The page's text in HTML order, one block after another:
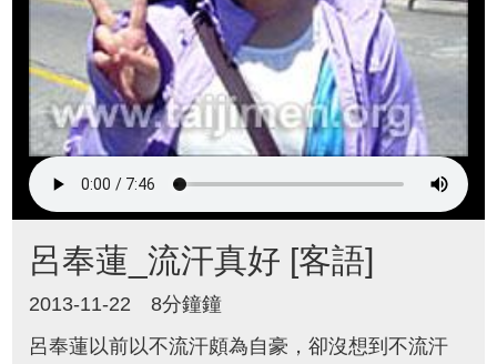
呂奉蓮_流汗真好 [客語]
2013-11-22
8分鐘鐘
呂奉蓮以前以不流汗頗為自豪，卻沒想到不流汗